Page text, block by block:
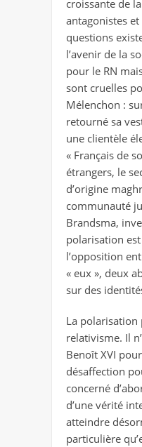
croissante de
antagonistes
questions
l’avenir de la
pour le RN
sont cruelles
Mélenchon :
retourné sa
une clientèle
« Français de
étrangers, le
d’origine
communauté
Brandsma,
polarisation
l’opposition
« eux », deux
sur des
La polarisation
relativisme. Il
Benoît XVI
désaffection
concerné
d’une vérité
atteindre
particulière